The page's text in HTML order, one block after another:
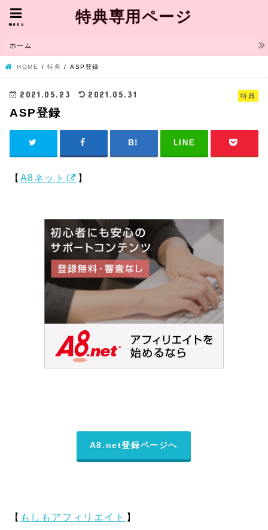
特典専用ページ
menu
ホーム
HOME 特典 ASP登録
特典
2021.05.23 2021.05.31
ASP登録
LINE
【 A8ネット 】
A8.net登録ページへ
【 もしもアフィリエイト 】